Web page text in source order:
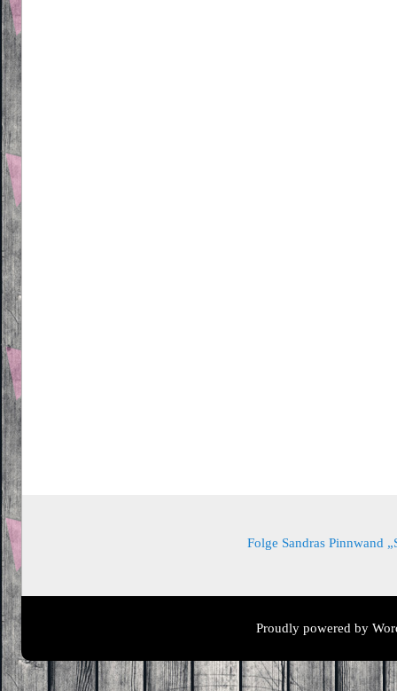
Folge Sandras Pinnwand
Proudly powered by